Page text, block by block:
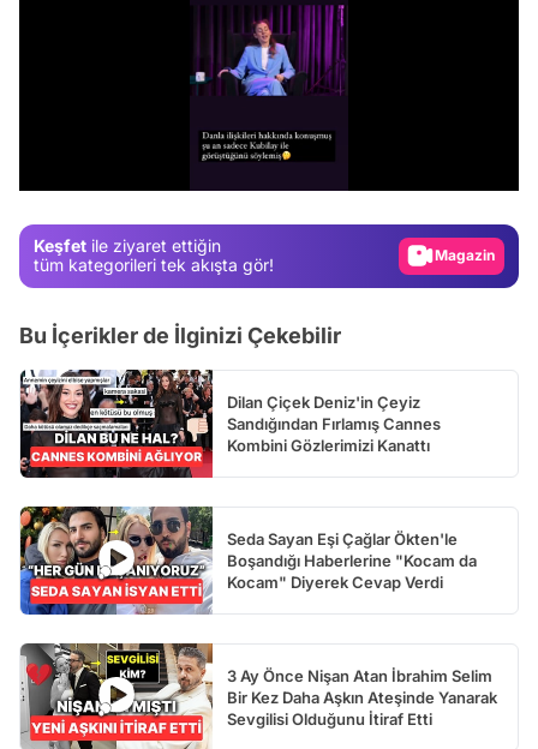
Keşfet ile ziyaret ettiğin
tüm kategorileri tek akışta gör!
Video
Bu İçerikler de İlginizi Çekebilir
Dilan Çiçek Deniz'in Çeyiz
Sandığından Fırlamış Cannes
Kombini Gözlerimizi Kanattı
Seda Sayan Eşi Çağlar Ökten'le
Boşandığı Haberlerine "Kocam da
Kocam" Diyerek Cevap Verdi
3 Ay Önce Nişan Atan İbrahim Selim
Bir Kez Daha Aşkın Ateşinde Yanarak
Sevgilisi Olduğunu İtiraf Etti